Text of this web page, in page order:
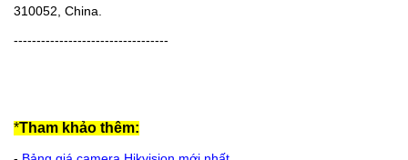
310052, China.
----------------------------------
*Tham khảo thêm: